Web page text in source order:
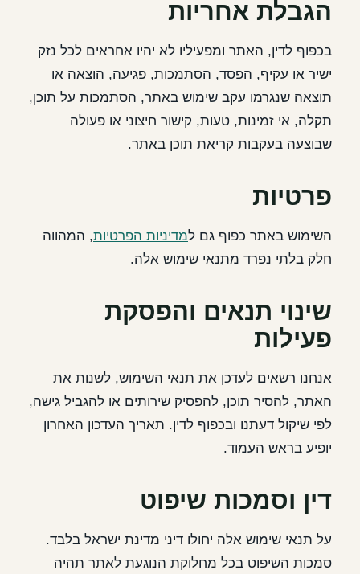
הגבלת אחריות
בכפוף לדין, האתר ומפעיליו לא יהיו אחראים לכל נזק
ישיר או עקיף, הפסד, הסתמכות, פגיעה, הוצאה או
תוצאה שנגרמו עקב שימוש באתר, הסתמכות על תוכן,
תקלה, אי זמינות, טעות, קישור חיצוני או פעולה
שבוצעה בעקבות קריאת תוכן באתר.
פרטיות
השימוש באתר כפוף גם למדיניות הפרטיות, המהווה
חלק בלתי נפרד מתנאי שימוש אלה.
שינוי תנאים והפסקת
פעילות
אנחנו רשאים לעדכן את תנאי השימוש, לשנות את
האתר, להסיר תוכן, להפסיק שירותים או להגביל גישה,
לפי שיקול דעתנו ובכפוף לדין. תאריך העדכון האחרון
יופיע בראש העמוד.
דין וסמכות שיפוט
על תנאי שימוש אלה יחולו דיני מדינת ישראל בלבד.
סמכות השיפוט בכל מחלוקת הנוגעת לאתר תהיה